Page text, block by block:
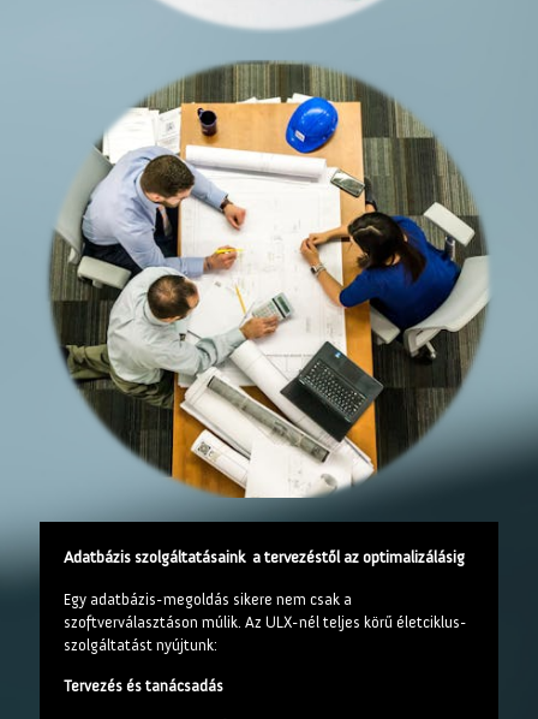
Adatbázis szolgáltatásaink a tervezéstől az optimalizálásig
Egy adatbázis-megoldás sikere nem csak a
szoftverválasztáson múlik. Az ULX-nél teljes körű életciklus-
szolgáltatást nyújtunk:
Tervezés és tanácsadás